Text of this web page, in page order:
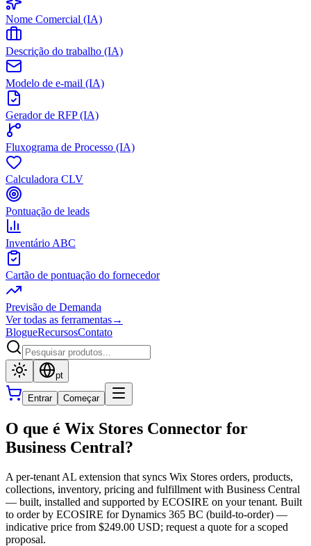
Nome Comercial (IA)
Descrição do trabalho (IA)
Modelo de e-mail (IA)
Gerador de RFP (IA)
Fluxograma de Processo (IA)
Calculadora CLV
Pontuação de leads
Inventário ABC
Cartão de pontuação do fornecedor
Previsão de Demanda
Ver todas as ferramentas→
BlogueRecursosContato
pt
Entrar Começar
O que é Wix Stores Connector for
Business Central?
A per-tenant AL extension that syncs Wix Stores orders, products,
collections, inventory, pricing and fulfillment with Business Central
— built, installed and supported by ECOSIRE on your tenant. Built
to order by ECOSIRE for Dynamics 365 BC (build-to-order) —
indicative price from $249.00 USD; request a quote for a scoped
proposal.